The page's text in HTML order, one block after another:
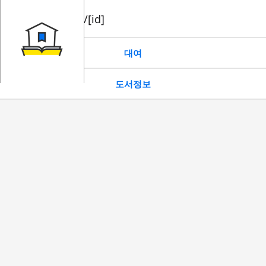
book/rent/[id]
대여
도서정보